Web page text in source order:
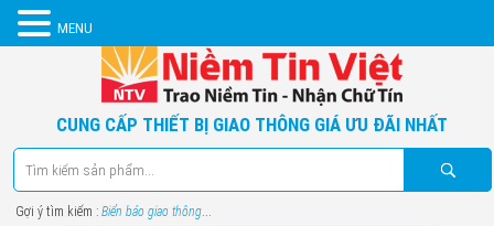
CUNG CẤP THIẾT BỊ GIAO THÔNG GIÁ ƯU ĐÃI NHẤT
Gợi ý tìm kiếm : Biển báo giao thông...
MENU